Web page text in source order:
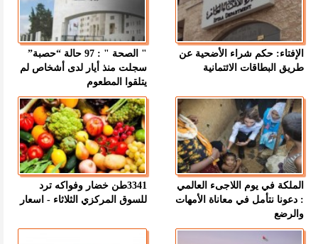
الإفتاء: حكم شراء الأضحية عن
طريق البطاقات الائتمانية
" الصحة " : 97 حالة “حصبة”
سجلت منذ أيار لدى أشخاص لم
يتلقوا المطعوم
الملكة في يوم اللاجىء العالمي
: دعونا نتأمل في معاناة الأمهات
والرضع
3341طن خضار وفواكه ترد
للسوق المركزي الثلاثاء - اسعار